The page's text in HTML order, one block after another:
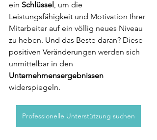
ein Schlüssel , um die
Leistungsfähigkeit und Motivation Ihrer
Mitarbeiter auf ein völlig neues Niveau
zu heben. Und das Beste daran? Diese
positiven Veränderungen werden sich
unmittelbar in den
Unternehmensergebnissen
widerspiegeln.
Professionelle Unterstützung suchen